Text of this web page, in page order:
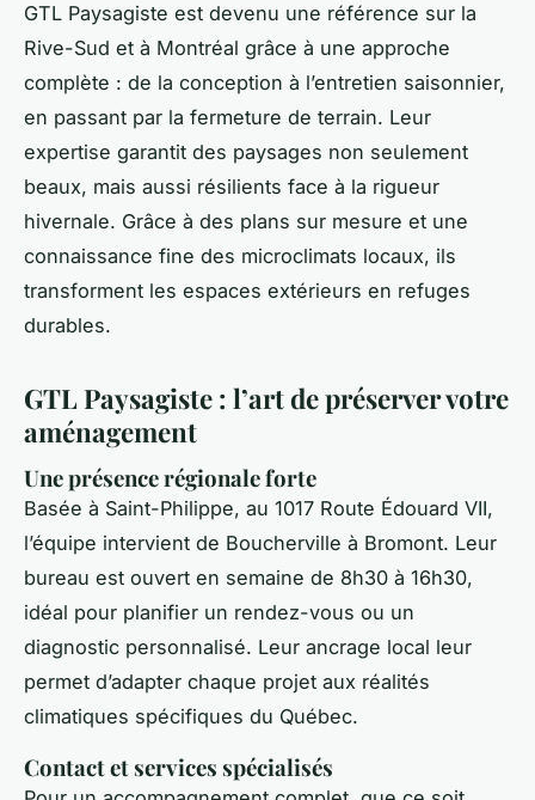
GTL Paysagiste est devenu une référence sur la
Rive-Sud et à Montréal grâce à une approche
complète : de la conception à l’entretien saisonnier,
en passant par la fermeture de terrain. Leur
expertise garantit des paysages non seulement
beaux, mais aussi résilients face à la rigueur
hivernale. Grâce à des plans sur mesure et une
connaissance fine des microclimats locaux, ils
transforment les espaces extérieurs en refuges
durables.
GTL Paysagiste : l’art de préserver votre
aménagement
Une présence régionale forte
Basée à Saint-Philippe, au 1017 Route Édouard VII,
l’équipe intervient de Boucherville à Bromont. Leur
bureau est ouvert en semaine de 8h30 à 16h30,
idéal pour planifier un rendez-vous ou un
diagnostic personnalisé. Leur ancrage local leur
permet d’adapter chaque projet aux réalités
climatiques spécifiques du Québec.
Contact et services spécialisés